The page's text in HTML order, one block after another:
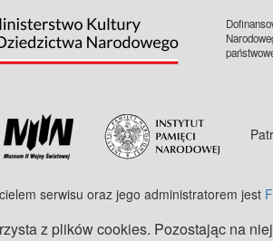
serwisu oraz jego administratorem jest
z plików cookies. Pozostając na